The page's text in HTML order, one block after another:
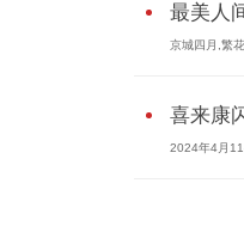
最美人
京城四月,繁
喜来康
2024年4月